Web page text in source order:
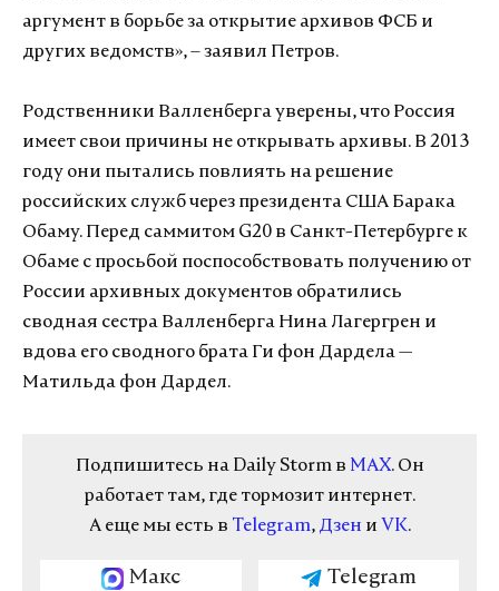
аргумент в борьбе за открытие архивов ФСБ и
других ведомств», – заявил Петров.
Родственники Валленберга уверены, что Россия
имеет свои причины не открывать архивы. В 2013
году они пытались повлиять на решение
российских служб через президента США Барака
Обаму. Перед саммитом G20 в Санкт-Петербурге к
Обаме с просьбой поспособствовать получению от
России архивных документов обратились
сводная сестра Валленберга Нина Лагергрен и
вдова его сводного брата Ги фон Дардела —
Матильда фон Дардел.
Подпишитесь на Daily Storm в MAX. Он
работает там, где тормозит интернет.
А еще мы есть в Telegram, Дзен и VK.
Макс Telegram